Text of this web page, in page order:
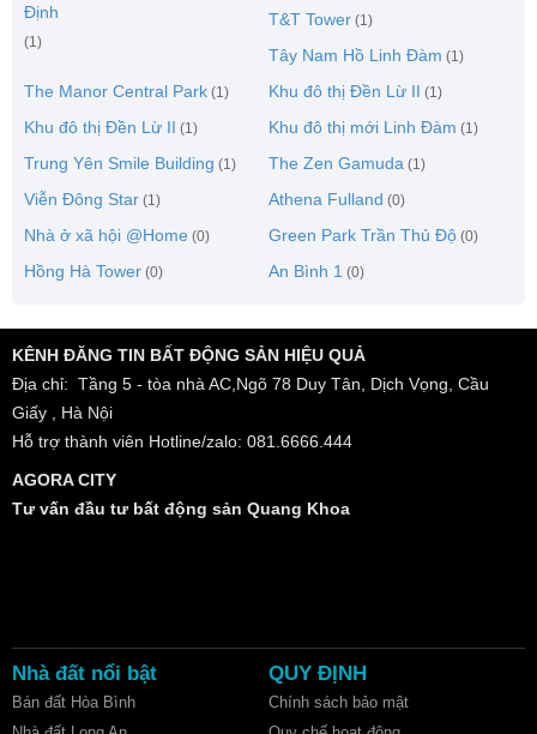
Định
(1)
T&T Tower (1)
Tây Nam Hồ Linh Đàm (1)
The Manor Central Park (1) Khu đô thị Đền Lừ II (1)
Khu đô thị Đền Lừ II (1) Khu đô thị mới Linh Đàm (1)
Trung Yên Smile Building (1) The Zen Gamuda (1)
Viễn Đông Star (1) Athena Fulland (0)
Nhà ở xã hội @Home (0) Green Park Trần Thủ Độ (0)
Hồng Hà Tower (0) An Bình 1 (0)
KÊNH ĐĂNG TIN BẤT ĐỘNG SẢN HIỆU QUẢ
Địa chỉ: Tầng 5 - tòa nhà AC,Ngõ 78 Duy Tân, Dịch Vọng, Cầu
Giấy , Hà Nội
Hỗ trợ thành viên Hotline/zalo: 081.6666.444
AGORA CITY
Tư vấn đầu tư bất động sản Quang Khoa
Nhà đất nổi bật
Bán đất Hòa Bình
QUY ĐỊNH
Chính sách bảo mật